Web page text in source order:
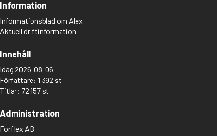
Information
Informationsblad om Alex
Aktuell driftinformation
Innehåll
Idag 2026-08-06
Författare: 1 392 st
Titlar: 72 157 st
Administration
Forflex AB